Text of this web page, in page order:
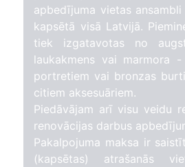
apbedījuma vietas
kapsētā visā Latvijā.
tiek izgatavotas no
laukakmens vai marmora
portretiem vai bronzas
citiem aksesuāriem.
Piedāvājam arī visu veidu
renovācijas darbus
Pakalpojuma maksa ir
(kapsētas) atrašanās